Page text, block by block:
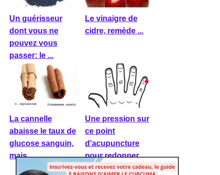
Un guérisseur
dont vous ne
pouvez vous
passer: le ...
Le vinaigre de
cidre, remède ...
La cannelle
abaisse le taux de
glucose sanguin,
mais ...
Une pression sur
ce point
d'acupuncture
pour redonner ...